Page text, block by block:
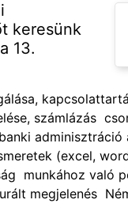
keresünk
13.
számlázás
adminisztráció
(excel,
munkához való
megjelenés